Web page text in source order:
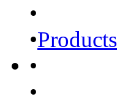
•
•Products
•
•